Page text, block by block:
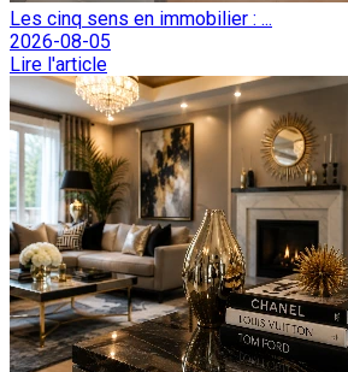
Les cinq sens en immobilier : ...
2026-08-05
Lire l'article